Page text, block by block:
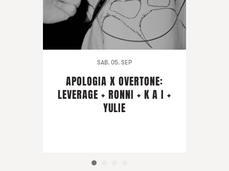
SAB. 05. SEP
APOLOGIA X OVERTONE:
LEVERAGE + RONNI + K A I +
YULIE